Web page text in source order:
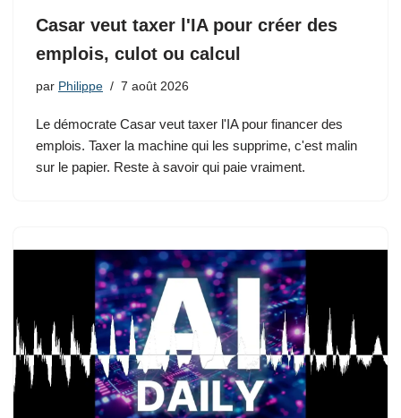
Casar veut taxer l'IA pour créer des
emplois, culot ou calcul
par Philippe 7 août 2026
Le démocrate Casar veut taxer l'IA pour financer des
emplois. Taxer la machine qui les supprime, c'est malin
sur le papier. Reste à savoir qui paie vraiment.